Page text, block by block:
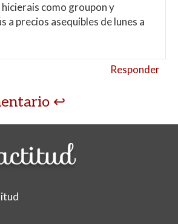
hicierais como groupon y
a precios asequibles de lunes a
Responder